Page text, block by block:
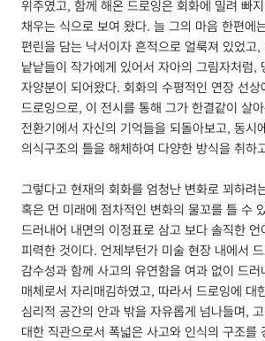
위주였고, 함께 해온 드로잉은 회화에 밀려 빠
채우는 식으로 보여 왔다. 늘 그의 마음 한편에
편린을 담는 낙서이자 흔적으로 얼룩져 있었고,
낱낱들이 작가에게 있어서 자아의 그림자처럼,
자양분이 되어왔다. 회화의 수평적인 연장 선상
드로잉으로, 이 전시를 통해 그가 한결같이 살
전환기에서 자신의 기억들을 되돌아보고, 동시
의식구조의 틀을 해체하여 다양한 방식을 취하
그렇다고 현재의 회화를 엄청난 변화로 꾀하려
혹은 먼 미래에 점차적인 변화의 물꼬를 틀 수
드러내어 내면의 이정표로 삼고 보다 솔직한 언
피력한 것이다. 언제부턴가 미술 현장 내에서
감수성과 함께 사고의 유연함을 여과 없이 드러
매체로서 자리매김하였고, 따라서 드로잉에 대
심리적 공간의 안과 밖을 자유롭게 넘나들며,
대한 직관으로서 폭넓은 사고와 인식의 구조를